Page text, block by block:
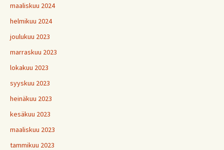
maaliskuu 2024
helmikuu 2024
joulukuu 2023
marraskuu 2023
lokakuu 2023
syyskuu 2023
heinäkuu 2023
kesäkuu 2023
maaliskuu 2023
tammikuu 2023